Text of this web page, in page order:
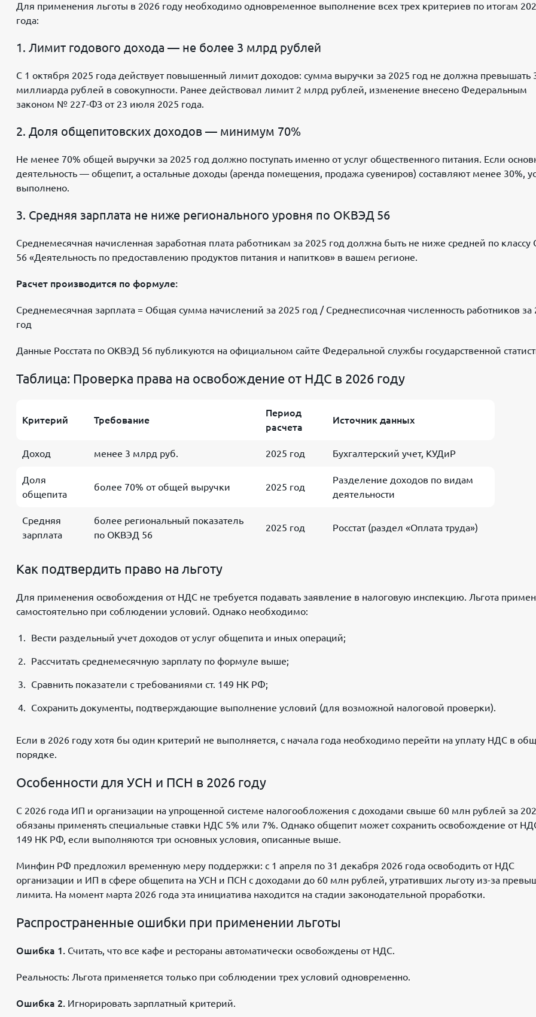
Для применения льготы в 2026 году необходимо одновременное выполнение всех трех критериев по итогам
года:
1. Лимит годового дохода — не более 3 млрд рублей
С 1 октября 2025 года действует повышенный лимит доходов: сумма выручки за 2025 год не должна превышать
миллиарда рублей в совокупности. Ранее действовал лимит 2 млрд рублей, изменение внесено Федеральным
законом № 227-ФЗ от 23 июля 2025 года.
2. Доля общепитовских доходов — минимум 70%
Не менее 70% общей выручки за 2025 год должно поступать именно от услуг общественного питания. Если
деятельность — общепит, а остальные доходы (аренда помещения, продажа сувениров) составляют менее 30%,
выполнено.
3. Средняя зарплата не ниже регионального уровня по ОКВЭД 56
Среднемесячная начисленная заработная плата работникам за 2025 год должна быть не ниже средней по
56 «Деятельность по предоставлению продуктов питания и напитков» в вашем регионе.
Расчет производится по формуле:
Среднемесячная зарплата = Общая сумма начислений за 2025 год / Среднесписочная численность работников за
год
Данные Росстата по ОКВЭД 56 публикуются на официальном сайте Федеральной службы государственной
Таблица: Проверка права на освобождение от НДС в 2026 году
Критерий Требование
Период
расчета
Источник данных
Доход менее 3 млрд руб. 2025 год Бухгалтерский учет, КУДиР
Доля
общепита
более 70% от общей выручки 2025 год
Разделение доходов по видам
деятельности
Средняя
зарплата
более региональный показатель
по ОКВЭД 56
2025 год Росстат (раздел «Оплата труда»)
Как подтвердить право на льготу
Для применения освобождения от НДС не требуется подавать заявление в налоговую инспекцию. Льгота
самостоятельно при соблюдении условий. Однако необходимо:
Вести раздельный учет доходов от услуг общепита и иных операций;
Рассчитать среднемесячную зарплату по формуле выше;
Сравнить показатели с требованиями ст. 149 НК РФ;
Сохранить документы, подтверждающие выполнение условий (для возможной налоговой проверки).
Если в 2026 году хотя бы один критерий не выполняется, с начала года необходимо перейти на уплату НДС в
порядке.
Особенности для УСН и ПСН в 2026 году
С 2026 года ИП и организации на упрощенной системе налогообложения с доходами свыше 60 млн рублей за
обязаны применять специальные ставки НДС 5% или 7%. Однако общепит может сохранить освобождение от
149 НК РФ, если выполняются три основных условия, описанные выше.
Минфин РФ предложил временную меру поддержки: с 1 апреля по 31 декабря 2026 года освободить от НДС
организации и ИП в сфере общепита на УСН и ПСН с доходами до 60 млн рублей, утративших льготу из-за
лимита. На момент марта 2026 года эта инициатива находится на стадии законодательной проработки.
Распространенные ошибки при применении льготы
Ошибка 1. Считать, что все кафе и рестораны автоматически освобождены от НДС.
Реальность: Льгота применяется только при соблюдении трех условий одновременно.
Ошибка 2. Игнорировать зарплатный критерий.